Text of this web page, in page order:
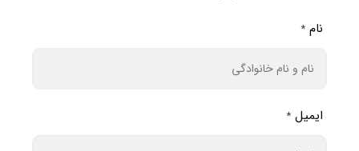
نام *
ایمیل *